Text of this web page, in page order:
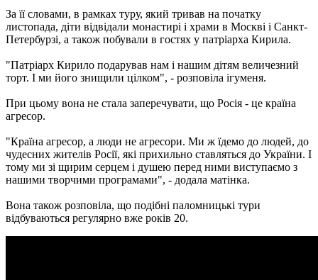
За її словами, в рамках туру, який тривав на початку
листопада, діти відвідали монастирі і храми в Москві і Санкт-
Петербурзі, а також побували в гостях у патріарха Кирила.
"Патріарх Кирило подарував нам і нашим дітям величезний
торт. І ми його знищили цілком", - розповіла ігуменя.
При цьому вона не стала заперечувати, що Росія - це країна
агресор.
"Країна агресор, а люди не агресори. Ми ж їдемо до людей, до
чудесних жителів Росії, які прихильно ставляться до України. І
тому ми зі щирим серцем і душею перед ними виступаємо з
нашими творчими програмами", - додала матінка.
Вона також розповіла, що подібні паломницькі тури
відбуваються регулярно вже років 20.